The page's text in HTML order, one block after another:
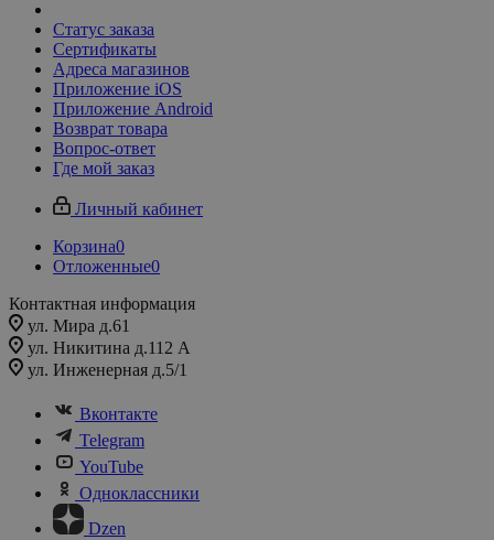
Статус заказа
Сертификаты
Адреса магазинов
Приложение iOS
Приложение Android
Возврат товара
Вопрос-ответ
Где мой заказ
Личный кабинет
Корзина0
Отложенные0
Контактная информация
ул. Мира д.61
ул. Никитина д.112 А
ул. Инженерная д.5/1
Вконтакте
Telegram
YouTube
Одноклассники
Dzen